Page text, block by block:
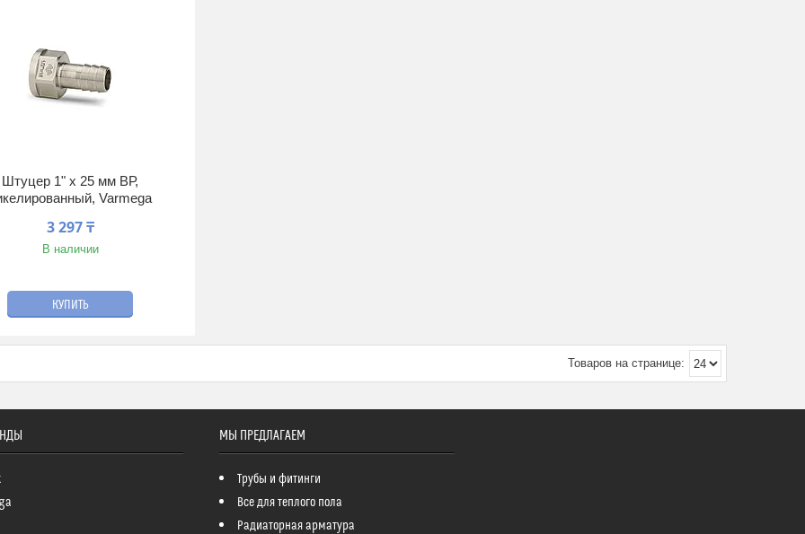
Штуцер 1" x 25 мм ВР,
Varmega
3 297 ₸
В наличии
КУПИТЬ
МЫ ПРЕДЛАГАЕМ
Трубы и фитинги
Все для теплого пола
Радиаторная арматура